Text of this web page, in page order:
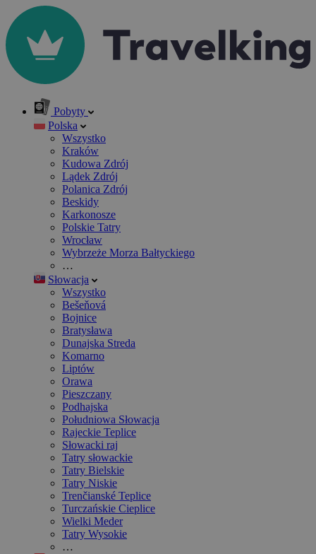
Pobyty
Polska
Wszystko
Kraków
Kudowa Zdrój
Lądek Zdrój
Polanica Zdrój
Beskidy
Karkonosze
Polskie Tatry
Wrocław
Wybrzeże Morza Bałtyckiego
…
Słowacja
Wszystko
Bešeňová
Bojnice
Bratysława
Dunajska Streda
Komarno
Liptów
Orawa
Pieszczany
Podhajska
Południowa Słowacja
Rajeckie Teplice
Słowacki raj
Tatry słowackie
Tatry Bielskie
Tatry Niskie
Trenčianské Teplice
Turczańskie Cieplice
Wielki Meder
Tatry Wysokie
…